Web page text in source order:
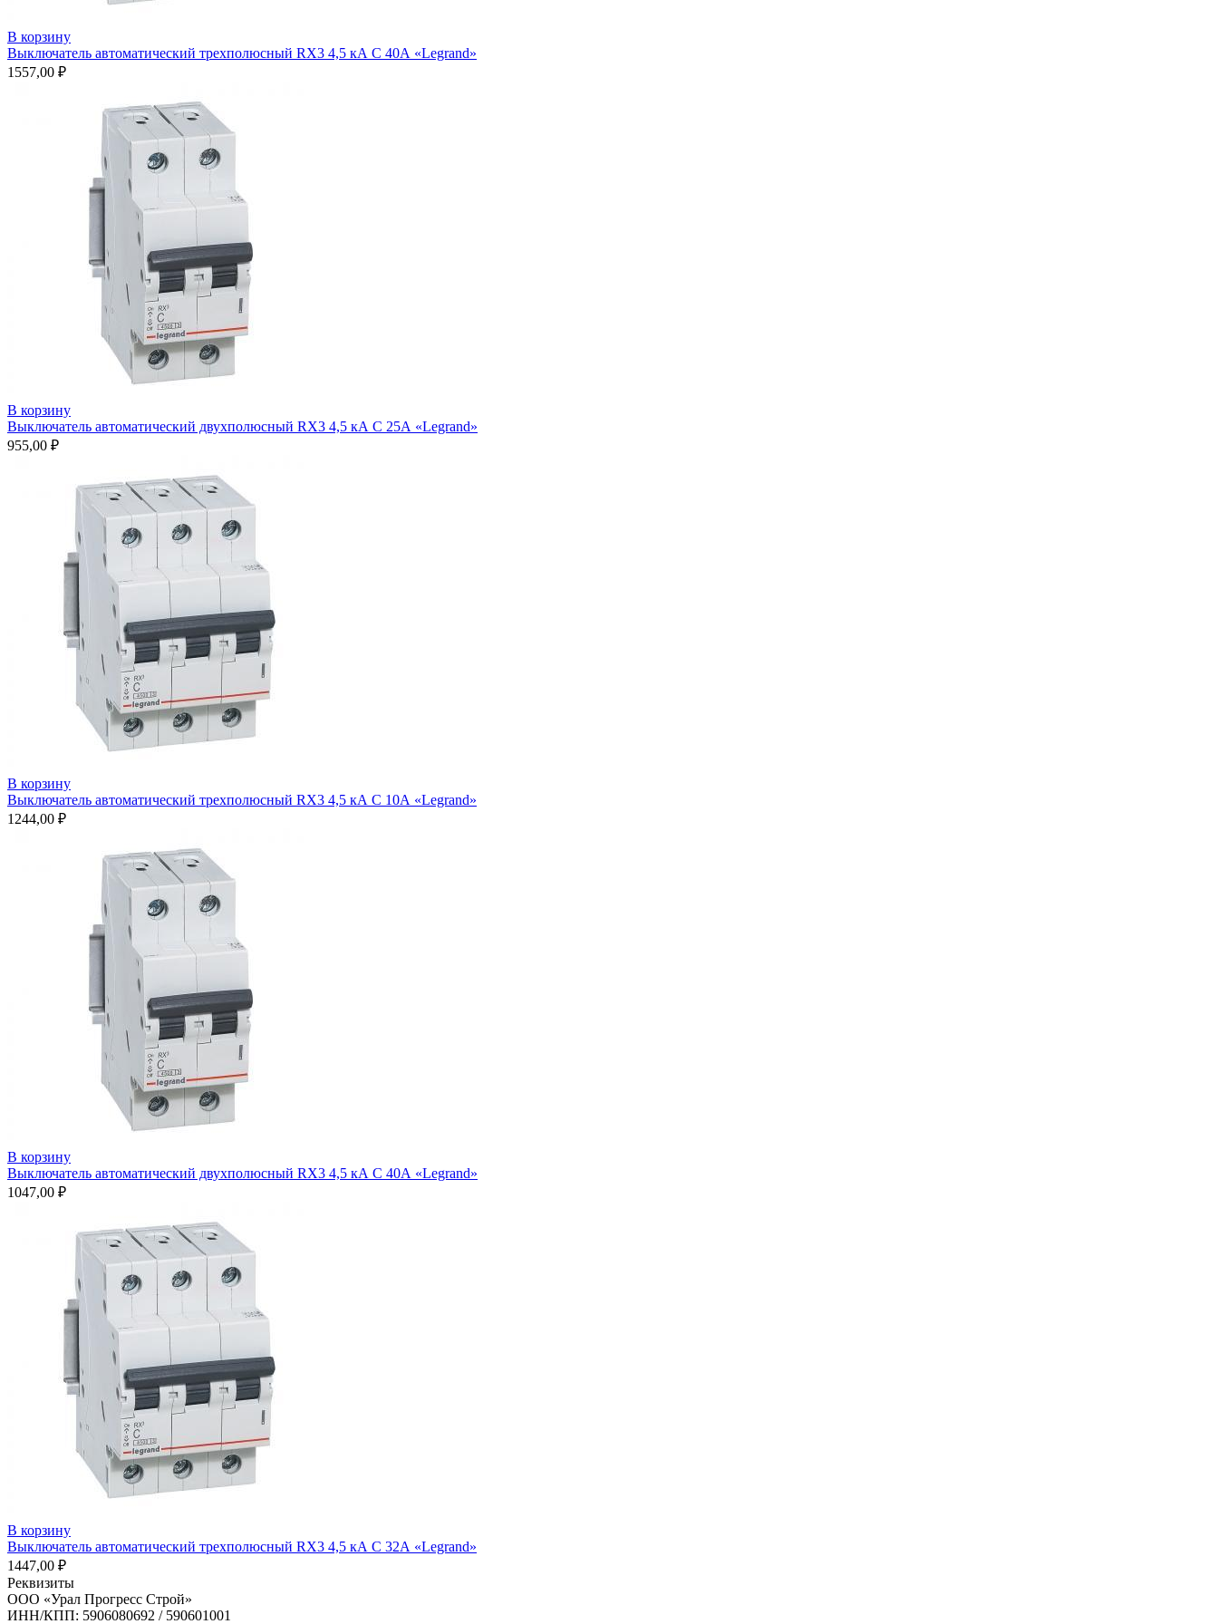
В корзину
Выключатель автоматический трехполюсный RX3 4,5 кА С 40А «Legrand»
1557,00 ₽
В корзину
Выключатель автоматический двухполюсный RX3 4,5 кА С 25А «Legrand»
955,00 ₽
В корзину
Выключатель автоматический трехполюсный RX3 4,5 кА С 10А «Legrand»
1244,00 ₽
В корзину
Выключатель автоматический двухполюсный RX3 4,5 кА С 40А «Legrand»
1047,00 ₽
В корзину
Выключатель автоматический трехполюсный RX3 4,5 кА С 32А «Legrand»
1447,00 ₽
Реквизиты
ООО «Урал Прогресс Строй»
ИНН/КПП: 5906080692 / 590601001